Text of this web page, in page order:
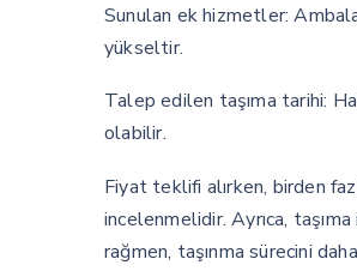
Sunulan ek hizmetler:
yükseltir.
Talep edilen taşıma tarihi:
olabilir.
Fiyat teklifi alırken, birden
incelenmelidir. Ayrıca,
rağmen, taşınma sürecini